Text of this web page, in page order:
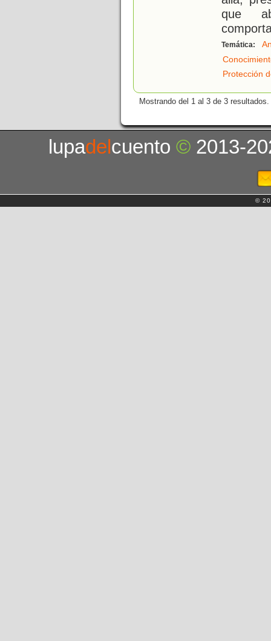
que
Temática:
Protección
Mostrando del 1 al 3 de 3 resultados.
lupadelcuento© 2013-
©